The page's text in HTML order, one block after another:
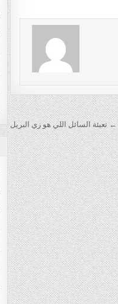
← تعبئة السائل اللي هو زي البريل